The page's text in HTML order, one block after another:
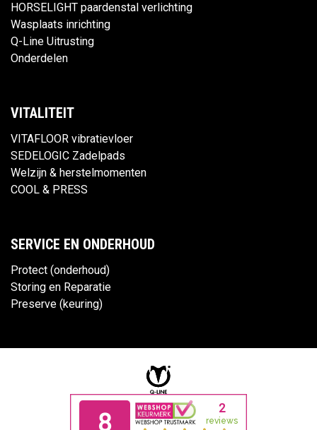
HORSELIGHT paardenstal verlichting
Wasplaats inrichting
Q-Line Uitrusting
Onderdelen
VITALITEIT
VITAFLOOR vibratievloer
SEDELOGIC Zadelpads
Welzijn & herstelmomenten
COOL & PRESS
SERVICE EN ONDERHOUD
Protect (onderhoud)
Storing en Reparatie
Preserve (keuring)